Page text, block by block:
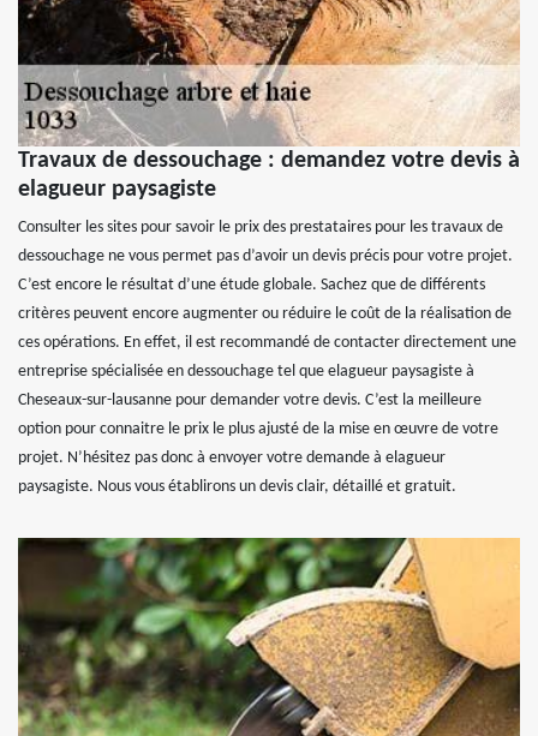
Travaux de dessouchage : demandez votre devis à
elagueur paysagiste
Consulter les sites pour savoir le prix des prestataires pour les travaux de
dessouchage ne vous permet pas d’avoir un devis précis pour votre projet.
C’est encore le résultat d’une étude globale. Sachez que de différents
critères peuvent encore augmenter ou réduire le coût de la réalisation de
ces opérations. En effet, il est recommandé de contacter directement une
entreprise spécialisée en dessouchage tel que elagueur paysagiste à
Cheseaux-sur-lausanne pour demander votre devis. C’est la meilleure
option pour connaitre le prix le plus ajusté de la mise en œuvre de votre
projet. N’hésitez pas donc à envoyer votre demande à elagueur
paysagiste. Nous vous établirons un devis clair, détaillé et gratuit.